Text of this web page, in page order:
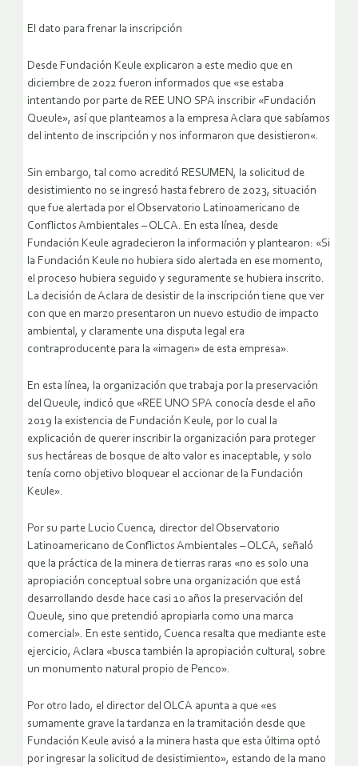
El dato para frenar la inscripción
Desde Fundación Keule explicaron a este medio que en
diciembre de 2022 fueron informados que «se estaba
intentando por parte de REE UNO SPA inscribir «Fundación
Queule», así que planteamos a la empresa Aclara que sabíamos
del intento de inscripción y nos informaron que desistieron«.
Sin embargo, tal como acreditó RESUMEN, la solicitud de
desistimiento no se ingresó hasta febrero de 2023, situación
que fue alertada por el Observatorio Latinoamericano de
Conflictos Ambientales – OLCA. En esta línea, desde
Fundación Keule agradecieron la información y plantearon: «Si
la Fundación Keule no hubiera sido alertada en ese momento,
el proceso hubiera seguido y seguramente se hubiera inscrito.
La decisión de Aclara de desistir de la inscripción tiene que ver
con que en marzo presentaron un nuevo estudio de impacto
ambiental, y claramente una disputa legal era
contraproducente para la «imagen» de esta empresa».
En esta línea, la organización que trabaja por la preservación
del Queule, indicó que «REE UNO SPA conocía desde el año
2019 la existencia de Fundación Keule, por lo cual la
explicación de querer inscribir la organización para proteger
sus hectáreas de bosque de alto valor es inaceptable, y solo
tenía como objetivo bloquear el accionar de la Fundación
Keule».
Por su parte Lucio Cuenca, director del Observatorio
Latinoamericano de Conflictos Ambientales – OLCA, señaló
que la práctica de la minera de tierras raras «no es solo una
apropiación conceptual sobre una organización que está
desarrollando desde hace casi 10 años la preservación del
Queule, sino que pretendió apropiarla como una marca
comercial». En este sentido, Cuenca resalta que mediante este
ejercicio, Aclara «busca también la apropiación cultural, sobre
un monumento natural propio de Penco».
Por otro lado, el director del OLCA apunta a que «es
sumamente grave la tardanza en la tramitación desde que
Fundación Keule avisó a la minera hasta que esta última optó
por ingresar la solicitud de desistimiento», estando de la mano